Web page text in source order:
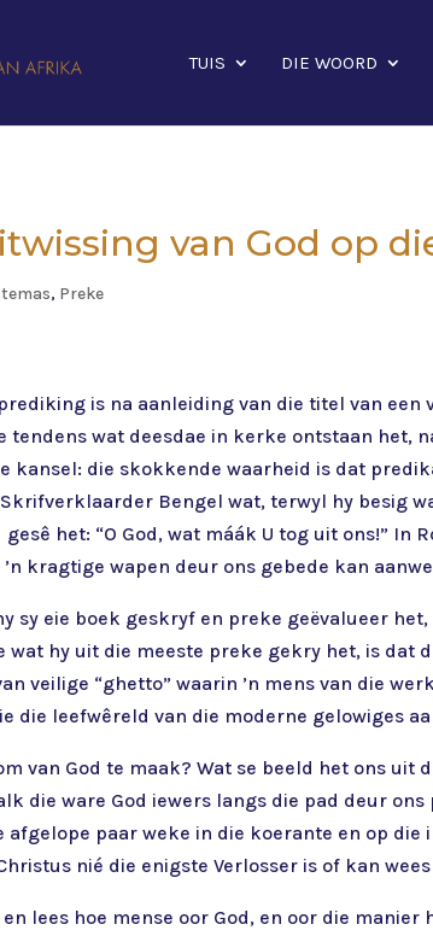
TUIS DIE WOORD
van God op
, Preke
is na aanleiding van die titel van een
tendens wat deesdae in kerke ontstaan het,
kansel: die skokkende waarheid is dat
Bengel wat, terwyl hy besig
het: “O God, wat máák U tog uit ons!” In
kragtige wapen deur ons gebede kan
sy eie boek geskryf en preke geëvalueer
wat hy uit die meeste preke gekry het, is dat
veilige “ghetto” waarin ’n mens van die
die leefwêreld van die moderne gelowiges
van God te maak? Wat se beeld het ons uit
die ware God iewers langs die pad deur
paar weke in die koerante en op
nié die enigste Verlosser is of kan wees
lees hoe mense oor God, en oor die